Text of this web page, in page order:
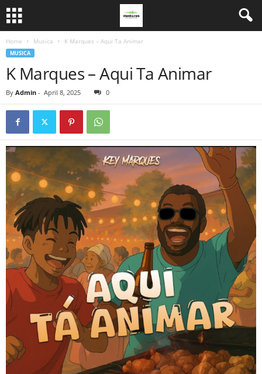
Home Musica K Marques – Aqui Ta Animar
MUSICA
K Marques – Aqui Ta Animar
By Admin - April 8, 2025 0